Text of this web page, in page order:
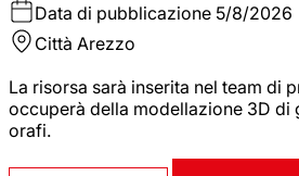
Data di pubblicazione 5/8/2026
Città Arezzo
La risorsa sarà inserita nel team di
occuperà della modellazione 3D di
orafi.